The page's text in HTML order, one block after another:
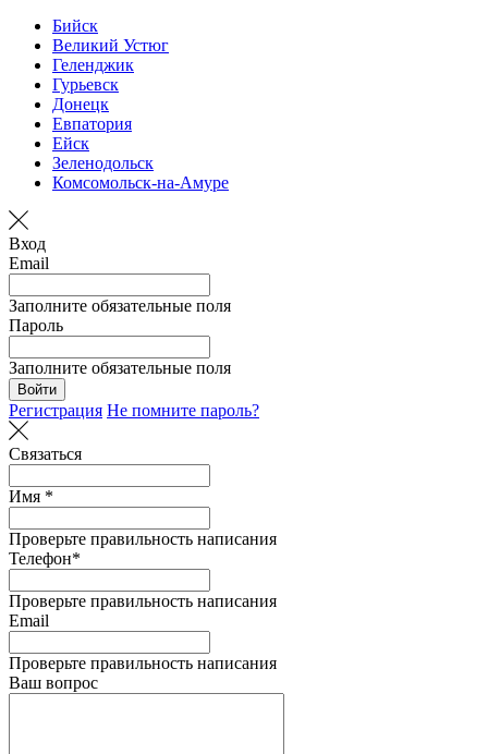
Бийск
Великий Устюг
Геленджик
Гурьевск
Донецк
Евпатория
Ейск
Зеленодольск
Комсомольск-на-Амуре
Вход
Email
Заполните обязательные поля
Пароль
Заполните обязательные поля
Войти
Регистрация Не помните пароль?
Связаться
Имя *
Проверьте правильность написания
Телефон*
Проверьте правильность написания
Email
Проверьте правильность написания
Ваш вопрос